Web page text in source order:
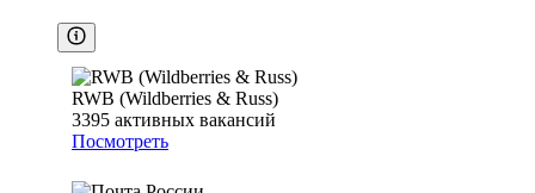
RWB (Wildberries & Russ)
3395 активных вакансий
Посмотреть